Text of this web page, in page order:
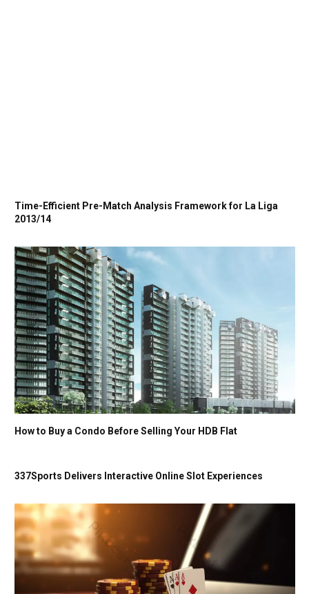
Time-Efficient Pre-Match Analysis Framework for La Liga
2013/14
How to Buy a Condo Before Selling Your HDB Flat
337Sports Delivers Interactive Online Slot Experiences